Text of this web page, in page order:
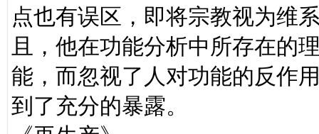
点也有误区，即将宗教视为维
且，他在功能分析中所存在
能，而忽视了人对功能的反作
到了充分的暴露。